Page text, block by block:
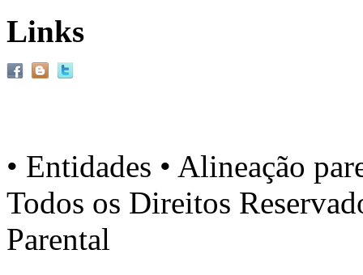
Links
• Entidades • Alineação
Todos os Direitos
Parental